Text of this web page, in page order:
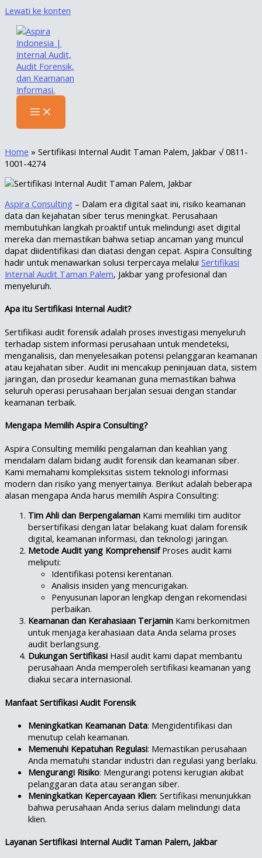
Lewati ke konten
Home » Sertifikasi Internal Audit Taman Palem, Jakbar √ 0811-
1001-4274
Aspira Consulting – Dalam era digital saat ini, risiko keamanan
data dan kejahatan siber terus meningkat. Perusahaan
membutuhkan langkah proaktif untuk melindungi aset digital
mereka dan memastikan bahwa setiap ancaman yang muncul
dapat diidentifikasi dan diatasi dengan cepat. Aspira Consulting
hadir untuk menawarkan solusi terpercaya melalui Sertifikasi
Internal Audit Taman Palem, Jakbar yang profesional dan
menyeluruh.
Apa itu Sertifikasi Internal Audit?
Sertifikasi audit forensik adalah proses investigasi menyeluruh
terhadap sistem informasi perusahaan untuk mendeteksi,
menganalisis, dan menyelesaikan potensi pelanggaran keamanan
atau kejahatan siber. Audit ini mencakup peninjauan data, sistem
jaringan, dan prosedur keamanan guna memastikan bahwa
seluruh operasi perusahaan berjalan sesuai dengan standar
keamanan terbaik.
Mengapa Memilih Aspira Consulting?
Aspira Consulting memiliki pengalaman dan keahlian yang
mendalam dalam bidang audit forensik dan keamanan siber.
Kami memahami kompleksitas sistem teknologi informasi
modern dan risiko yang menyertainya. Berikut adalah beberapa
alasan mengapa Anda harus memilih Aspira Consulting:
Tim Ahli dan Berpengalaman Kami memiliki tim auditor
bersertifikasi dengan latar belakang kuat dalam forensik
digital, keamanan informasi, dan teknologi jaringan.
Metode Audit yang KomprehensifProses audit kami
meliputi:
Identifikasi potensi kerentanan.
Analisis insiden yang mencurigakan.
Penyusunan laporan lengkap dengan rekomendasi
perbaikan.
Keamanan dan Kerahasiaan Terjamin Kami berkomitmen
untuk menjaga kerahasiaan data Anda selama proses
audit berlangsung.
Dukungan Sertifikasi Hasil audit kami dapat membantu
perusahaan Anda memperoleh sertifikasi keamanan yang
diakui secara internasional.
Manfaat Sertifikasi Audit Forensik
Meningkatkan Keamanan Data: Mengidentifikasi dan
menutup celah keamanan.
Memenuhi Kepatuhan Regulasi: Memastikan perusahaan
Anda mematuhi standar industri dan regulasi yang berlaku.
Mengurangi Risiko: Mengurangi potensi kerugian akibat
pelanggaran data atau serangan siber.
Meningkatkan Kepercayaan Klien: Sertifikasi menunjukkan
bahwa perusahaan Anda serius dalam melindungi data
klien.
Layanan Sertifikasi Internal Audit Taman Palem, Jakbar